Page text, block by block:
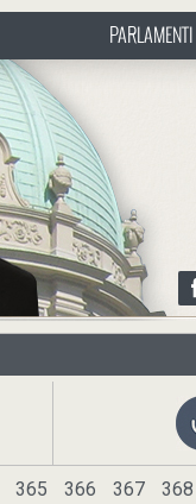
365 366 367 368